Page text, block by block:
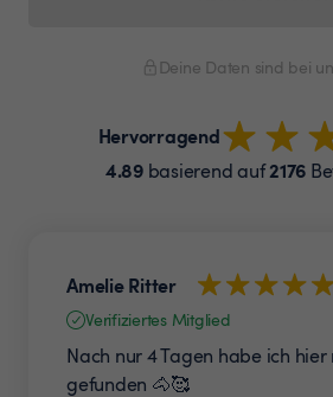
Deine Daten sind bei
Hervorragend
4.89basierend auf2176
Amelie Ritter
Verifiziertes Mitglied
Nach nur 4 Tagen habe ich
gefunden 🐴🥰